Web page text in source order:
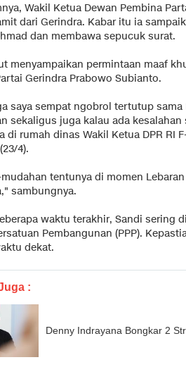
Wakil Ketua Dewan Pembina
dari Gerindra. Kabar itu ia
dan membawa sepucuk surat.
menyampaikan permintaan maaf
Gerindra Prabowo Subianto.
saya sempat ngobrol tertutup
sekaligus juga kalau ada
di rumah dinas Wakil Ketua DPR RI
4).
tentunya di momen
sambungnya.
waktu terakhir, Sandi sering
Pembangunan (PPP).
dekat.
:
Denny Indrayana Bongkar 2